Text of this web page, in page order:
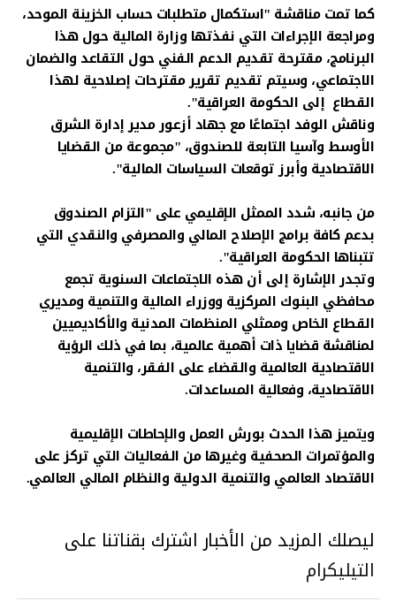
كما تمت مناقشة "استكمال متطلبات حساب الخزينة الموحد،
ومراجعة الإجراءات التي نفذتها وزارة المالية حول هذا
البرنامج، مقترحة تقديم الدعم الفني حول التقاعد والضمان
الاجتماعي، وسيتم تقديم تقرير مقترحات إصلاحية لهذا
القطاع إلى الحكومة العراقية".
وناقش الوفد اجتماعًا مع جهاد أزعور مدير إدارة الشرق
الأوسط وآسيا التابعة للصندوق، "مجموعة من القضايا
الاقتصادية وأبرز توقعات السياسات المالية".
من جانبه، شدد الممثل الإقليمي على "التزام الصندوق
بدعم كافة برامج الإصلاح المالي والمصرفي والنقدي التي
تتبناها الحكومة العراقية".
وتجدر الإشارة إلى أن هذه الاجتماعات السنوية تجمع
محافظي البنوك المركزية ووزراء المالية والتنمية ومديري
القطاع الخاص وممثلي المنظمات المدنية والأكاديميين
لمناقشة قضايا ذات أهمية عالمية، بما في ذلك الرؤية
الاقتصادية العالمية والقضاء على الفقر، والتنمية
الاقتصادية، وفعالية المساعدات.
ويتميز هذا الحدث بورش العمل والإحاطات الإقليمية
والمؤتمرات الصحفية وغيرها من الفعاليات التي تركز على
الاقتصاد العالمي والتنمية الدولية والنظام المالي العالمي.
ليصلك المزيد من الأخبار اشترك بقناتنا على
التيليكرام